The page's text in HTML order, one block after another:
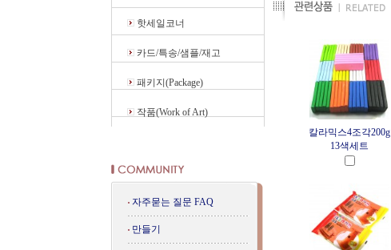
핫세일코너
카드/특송/샘플/재고
패키지(Package)
작품(Work of Art)
자주묻는 질문 FAQ
만들기
칼라믹스4조각200g
13색세트